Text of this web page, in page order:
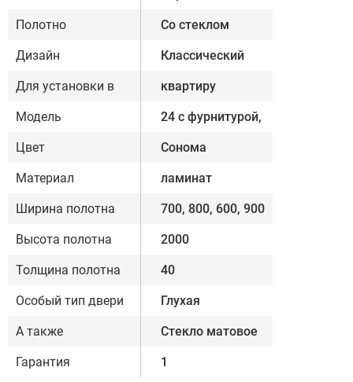
Полотно Со стеклом
Дизайн Классический
Для установки в квартиру
Модель 24 с фурнитурой,
Цвет Сонома
Материал ламинат
Ширина полотна 700, 800, 600, 900
Высота полотна 2000
Толщина полотна 40
Особый тип двери Глухая
А также Стекло матовое
Гарантия 1